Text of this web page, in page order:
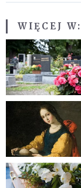
WIĘCEJ W: